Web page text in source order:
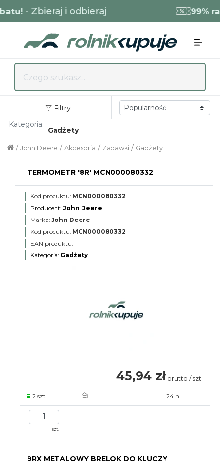
- Zbieraj i odbieraj 99%
Filtry
Kategoria:
Gadżety
Gadżety
/
Zabawki
/
Akcesoria
/
John Deere
/
TERMOMETR '8R' MCN000080332
Kod produktu: MCN000080332
Producent: John Deere
Marka: John Deere
Kod produktu: MCN000080332
EAN produktu:
Kategoria: Gadżety
45,94 zł brutto / szt.
2 szt. . 24 h
szt.
9RX METALOWY BRELOK DO KLUCZY